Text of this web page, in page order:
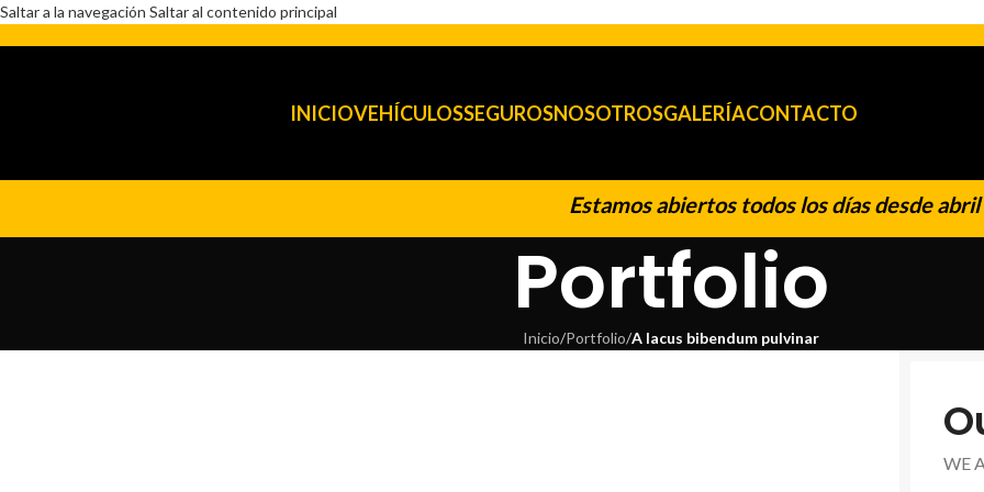
Saltar a la navegación Saltar al contenido principal
INICIOVEHÍCULOSSEGUROSNOSOTROSGALERÍACONTACTO
Estamos abiertos todos los días desde abril
Portfolio
Inicio/Portfolio/A lacus bibendum pulvinar
WE